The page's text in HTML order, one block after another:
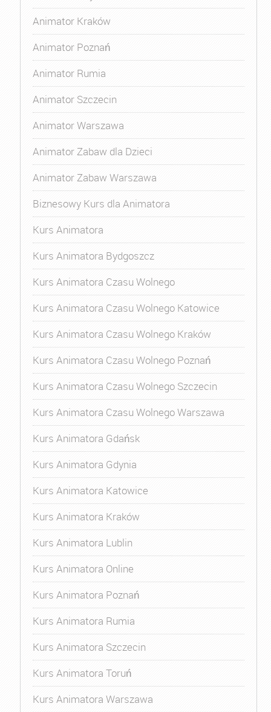
Animator Kraków
Animator Poznań
Animator Rumia
Animator Szczecin
Animator Warszawa
Animator Zabaw dla Dzieci
Animator Zabaw Warszawa
Biznesowy Kurs dla Animatora
Kurs Animatora
Kurs Animatora Bydgoszcz
Kurs Animatora Czasu Wolnego
Kurs Animatora Czasu Wolnego Katowice
Kurs Animatora Czasu Wolnego Kraków
Kurs Animatora Czasu Wolnego Poznań
Kurs Animatora Czasu Wolnego Szczecin
Kurs Animatora Czasu Wolnego Warszawa
Kurs Animatora Gdańsk
Kurs Animatora Gdynia
Kurs Animatora Katowice
Kurs Animatora Kraków
Kurs Animatora Lublin
Kurs Animatora Online
Kurs Animatora Poznań
Kurs Animatora Rumia
Kurs Animatora Szczecin
Kurs Animatora Toruń
Kurs Animatora Warszawa